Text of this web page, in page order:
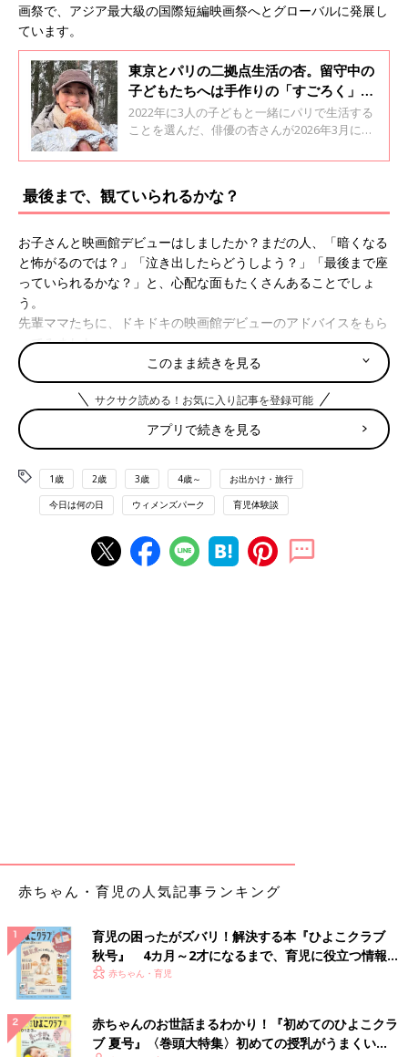
画祭で、アジア最大級の国際短編映画祭へとグローバルに発展し
ています。
東京とパリの二拠点生活の杏。留守中の
子どもたちへは手作りの「すごろく」や
「メッセージカード」。子育ての工夫と
自分時間の過ごし方
2022年に3人の子どもと一緒にパリで生活する
ことを選んだ、俳優の杏さんが2026年3月にフ
のことと、日々のことを綴ったエッセイを２冊
育てる毎日で感じていることや、子育ての合間
に楽しんでいることについて聞きました。全2
回のインタビューの後編です。
最後まで、観ていられるかな？
お子さんと映画館デビューはしましたか？まだの人、「暗くなる
と怖がるのでは？」「泣き出したらどうしよう？」「最後まで座
っていられるかな？」と、心配な面もたくさんあることでしょ
う。
先輩ママたちに、ドキドキの映画館デビューのアドバイスをもら
ってみました。
「家で、映画一本分くらいを集中して観られるようになった年長
の頃に行きました。『もし怖くなったら無理しないで言ってね。
直ぐに出られるからね』って、声かけしておくだけでも安心した
みたいです」
「花火でも大泣きの怖がりな息子。プレミアムスクリーンでの上
映だったので、２人掛けのソファタイプを指定。暗くてもぴった
後ろの席の迷惑にならないようなら、おひざに座らせても安心す
「最初の予告の番宣は大人向けが多いので、そこでビビッて号
泣。初めてならギリギリに入ることをオススメします」
「2歳の息子はとてもビビりなので、泣き出したら出られるよう
に出入口から一番近い席で観ました」
「仮面ライダーを 3歳
で観に行きました。最初に部屋が暗くなっ
て泣く子、敵が出てくるシーンで泣いてる子もいました。もし、
ずーっと泣いてるようなら一旦、外へ出る勇気も持って下さい。
他の人の迷惑にもなるし、何より泣き続けてる子が可哀想なの
このまま続きを見る
サクサク読める！お気に入り記事を登録可能
アプリで続きを見る
1歳 2歳 3歳 4歳～ お出かけ・旅行
今日は何の日 ウィメンズパーク 育児体験談
赤ちゃん・育児の人気記事ランキング
育児の困ったがズバリ！解決する本『ひよこクラブ
秋号』 4カ月～2才になるまで、育児に役立つ情報が
いっぱい！
赤ちゃん・育児
赤ちゃんのお世話まるわかり！『初めてのひよこクラ
ブ 夏号』〈巻頭大特集〉初めての授乳がうまくい